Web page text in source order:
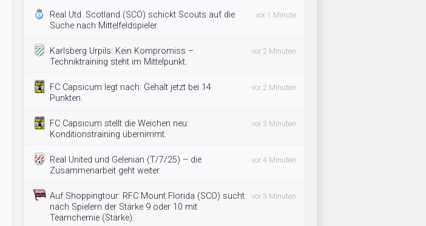
Real Utd. Scotland (SCO) schickt Scouts auf die
Suche nach Mittelfeldspieler.
vor 1 Minute
Karlsberg Urpils: Kein Kompromiss –
Techniktraining steht im Mittelpunkt.
vor 2 Minuten
FC Capsicum legt nach: Gehalt jetzt bei 14
Punkten.
vor 2 Minuten
FC Capsicum stellt die Weichen neu:
Konditionstraining übernimmt.
vor 3 Minuten
Real United und Gelenian (T/7/25) – die
Zusammenarbeit geht weiter.
vor 4 Minuten
Auf Shoppingtour: RFC Mount Florida (SCO) sucht
nach Spielern der Stärke 9 oder 10 mit
Teamchemie (Stärke).
vor 5 Minuten